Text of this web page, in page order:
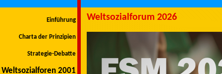
Einführung
Charta der Prinzipien
Strategie-Debatte
Weltsozialforen 2001
Weltsozialforum 2026